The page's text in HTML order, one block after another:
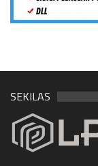
SEKILAS